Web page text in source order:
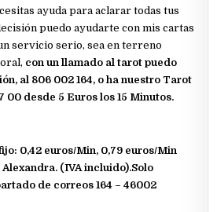
ayuda para aclarar todas tus
puedo ayudarte con mis cartas
servicio serio, sea en terreno
con un llamado al tarot puedo
al 806 002 164, o ha nuestro Tarot
00 desde 5 Euros los 15 Minutos.
0,42 euros/Min, 0,79 euros/Min
(IVA incluido).Solo
de correos 164 – 46002